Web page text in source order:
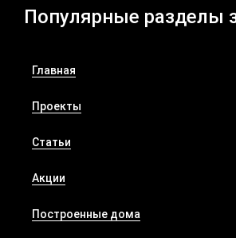
Популярные разделы
Главная
Проекты
Статьи
Акции
Построенные дома